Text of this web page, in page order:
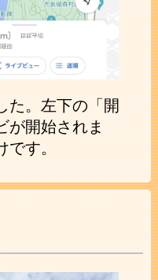
た。左下の「開
が開始されま
す。